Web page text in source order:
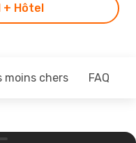
+ Hôtel
moins chers FAQ